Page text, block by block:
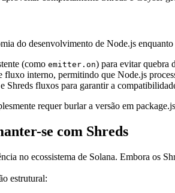
do desenvolvimento de Node.js
(como emitter.on) para evitar quebra
interno, permitindo que Node.js
Shreds fluxos para garantir a
requer burlar a versão em
se com Shreds
no ecossistema de Solana. Embora os
estrutural: